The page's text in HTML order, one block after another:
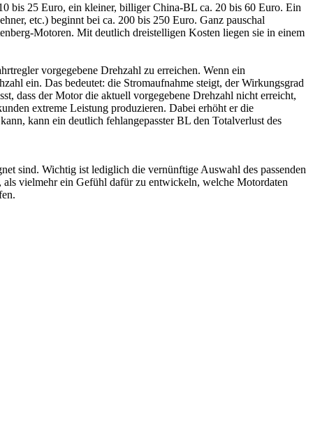
bis 25 Euro, ein kleiner, billiger China-BL ca. 20 bis 60 Euro. Ein
etc.) beginnt bei ca. 200 bis 250 Euro. Ganz pauschal
Motoren. Mit deutlich dreistelligen Kosten liegen sie in einem
vorgegebene Drehzahl zu erreichen. Wenn ein
ein. Das bedeutet: die Stromaufnahme steigt, der Wirkungsgrad
dass der Motor die aktuell vorgegebene Drehzahl nicht erreicht,
extreme Leistung produzieren. Dabei erhöht er die
kann ein deutlich fehlangepasster BL den Totalverlust des
sind. Wichtig ist lediglich die vernünftige Auswahl des passenden
vielmehr ein Gefühl dafür zu entwickeln, welche Motordaten